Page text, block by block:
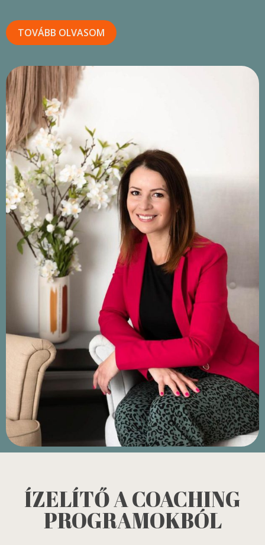
TOVÁBB OLVASOM
ÍZELÍTŐ A COACHING
PROGRAMOKBÓL